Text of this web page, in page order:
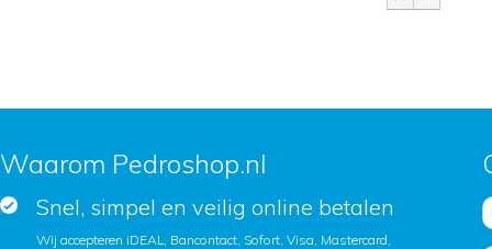
Waarom Pedroshop.nl
Snel, simpel en veilig online betalen
Wij accepteren iDEAL, Bancontact, Sofort, Visa, Mastercard,